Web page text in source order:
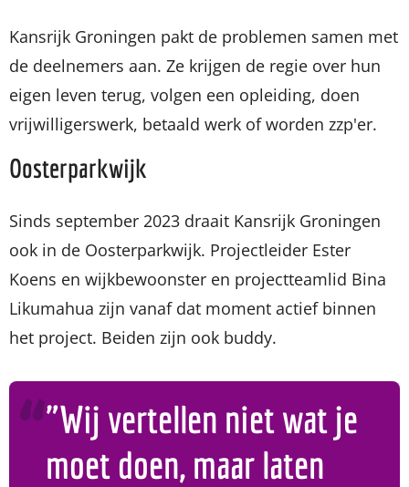
Kansrijk Groningen pakt de problemen samen met
de deelnemers aan. Ze krijgen de regie over hun
eigen leven terug, volgen een opleiding, doen
vrijwilligerswerk, betaald werk of worden zzp'er.
Oosterparkwijk
Sinds september 2023 draait Kansrijk Groningen
ook in de Oosterparkwijk. Projectleider Ester
Koens en wijkbewoonster en projectteamlid Bina
Likumahua zijn vanaf dat moment actief binnen
het project. Beiden zijn ook buddy.
"Wij vertellen niet wat je
moet doen, maar laten